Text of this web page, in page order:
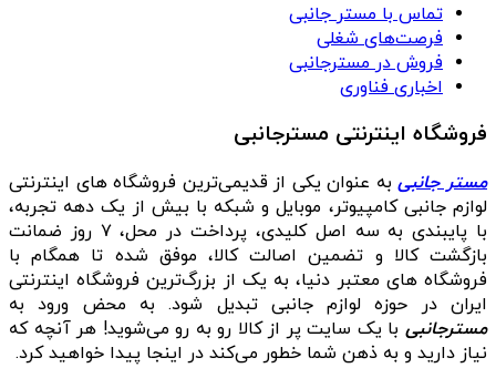
تماس با مستر جانبی
فرصت‌های شغلی
فروش در مسترجانبی
اخباری فناوری
فروشگاه اینترنتی مسترجانبی
مستر جانبیبه عنوان یکی از قدیمی‌ترین فروشگاه های اینترنتی
لوازم جانبی کامپیوتر، موبایل و شبکه با بیش از یک دهه تجربه،
با پایبندی به سه اصل کلیدی، پرداخت در محل، ۷ روز ضمانت
بازگشت کالا و تضمین اصالت کالا، موفق شده تا همگام با
فروشگاه‌ های معتبر دنیا، به یک از بزرگ‌ترین فروشگاه اینترنتی
ایران در حوزه لوازم جانبی تبدیل شود. به محض ورود به
مسترجانبی با یک سایت پر از کالا رو به رو می‌شوید! هر آنچه که
نیاز دارید و به ذهن شما خطور می‌کند در اینجا پیدا خواهید کرد.